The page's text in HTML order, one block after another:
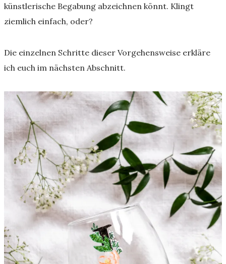
künstlerische Begabung abzeichnen könnt. Klingt
ziemlich einfach, oder?
Die einzelnen Schritte dieser Vorgehensweise erkläre
ich euch im nächsten Abschnitt.